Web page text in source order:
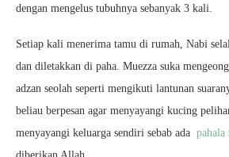
dengan mengelus tubuhnya sebanyak 3 kali.
Setiap kali menerima tamu di rumah, Nabi
dan diletakkan di paha. Muezza suka
adzan seolah seperti mengikuti lantunan
beliau berpesan agar menyayangi kucing
menyayangi keluarga sendiri sebab ada